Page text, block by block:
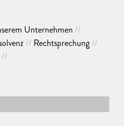
Unternehmen
Rechtsprechung